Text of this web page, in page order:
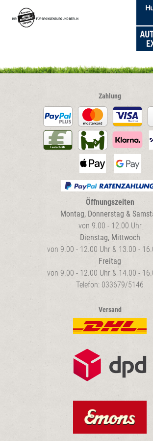
Zahlung
Öffnungszeiten
Montag, Donnerstag &
von 9.00 - 12.00 Uhr
Dienstag, Mittwoch
von 9.00 - 12.00 Uhr & 13.00 -
Freitag
von 9.00 - 12.00 Uhr & 14.00 -
Telefon: 033679/5146
Versand